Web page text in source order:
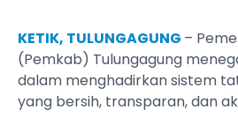
KETIK, TULUNGAGUNG –
(Pemkab) Tulungagung
dalam menghadirkan sistem
yang bersih, transparan, dan